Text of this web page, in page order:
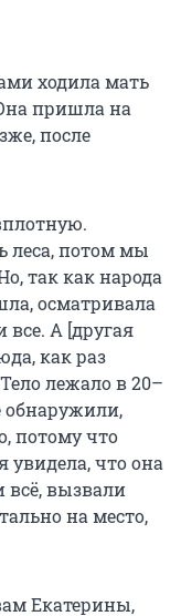
ходила мать
пришла на
после
леса, потом мы
так как народа
осматривала
все. А [другая
как раз
лежало в 20–
обнаружили,
потому что
увидела, что она
всё, вызвали
на место,
Екатерины,